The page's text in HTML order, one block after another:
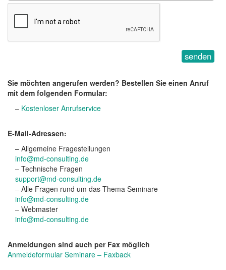
Sie möchten angerufen werden? Bestellen Sie einen Anruf
mit dem folgenden Formular:
– Kostenloser Anrufservice
E-Mail-Adressen:
– Allgemeine Fragestellungen
info@md-consulting.de
– Technische Fragen
support@md-consulting.de
– Alle Fragen rund um das Thema Seminare
info@md-consulting.de
– Webmaster
info@md-consulting.de
Anmeldungen sind auch per Fax möglich
Anmeldeformular Seminare – Faxback